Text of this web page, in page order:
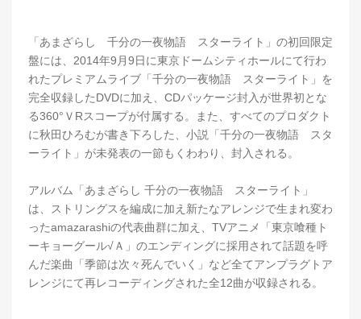
「あまざらし 千分の一夜物語 スターライト」の初回限定
盤には、2014年9月9日に東京ドームシティホールにて行わ
れたプレミアムライブ「千分の一夜物語 スターライト」を
完全収録したDVDに加え、CDパッケージ封入が世界初とな
る360°ＶRスコープが付属する。また、すべてのプロダクト
に秋田ひろむが書き下ろした、小説「千分の一夜物語 スタ
ーライト」が未発表の一節もくわわり、封入される。
アルバム「あまざらし 千分の一夜物語 スターライト」
は、ストリングスを編成に加え新たなアレンジで生まれ変わ
ったamazarashiの代表曲群に加え、TVアニメ「東京喰種ト
ーキョーグール√Ａ」のエンディングに採用されて話題を呼
んだ楽曲「季節は次々死んでいく」など全てアンプラグトア
レンジにて再レコーディングされた全12曲が収録される。